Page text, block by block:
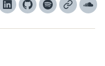
LinkedInGithubSpotifyApple